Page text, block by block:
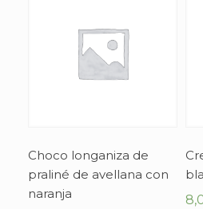
Choco longaniza de
praliné de avellana con
naranja